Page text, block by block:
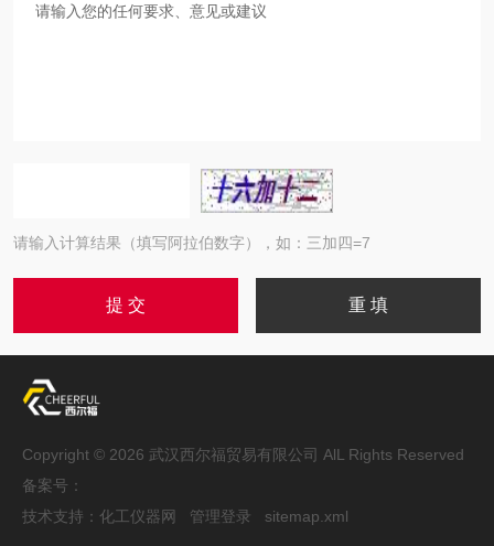
请输入计算结果（填写阿拉伯数字），如：三加四=7
Copyright © 2026 武汉西尔福贸易有限公司 AlL Rights Reserved
备案号：
技术支持： 化工仪器网 管理登录 sitemap.xml